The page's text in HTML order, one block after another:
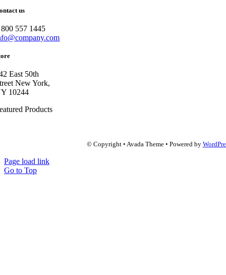
us
557 1445
East 50th
New York,
10244
Products
© Copyright • Avada Theme • Powered by
Page load link
Go to Top